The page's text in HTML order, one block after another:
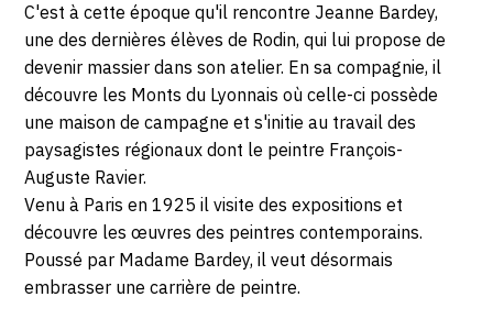
C'est à cette époque qu'il rencontre Jeanne Bardey,
une des dernières élèves de Rodin, qui lui propose de
devenir massier dans son atelier. En sa compagnie, il
découvre les Monts du Lyonnais où celle-ci possède
une maison de campagne et s'initie au travail des
paysagistes régionaux dont le peintre François-
Auguste Ravier.
Venu à Paris en 1925 il visite des expositions et
découvre les œuvres des peintres contemporains.
Poussé par Madame Bardey, il veut désormais
embrasser une carrière de peintre.